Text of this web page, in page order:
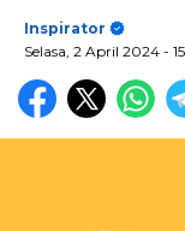
Inspirator
Selasa, 2 April 2024 -